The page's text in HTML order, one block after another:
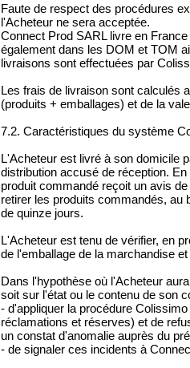
Faute de respect des procédures
l'Acheteur ne sera acceptée.
Connect Prod SARL livre en
également dans les DOM et TOM
livraisons sont effectuées par
Les frais de livraison sont calculés
(produits + emballages) et de la
7.2. Caractéristiques du système
L'Acheteur est livré à son domicile
distribution accusé de réception.
produit commandé reçoit un avis
retirer les produits commandés, au
de quinze jours.
L'Acheteur est tenu de vérifier, en
de l'emballage de la marchandise
Dans l'hypothèse où l'Acheteur
soit sur l'état ou le contenu de son
- d'appliquer la procédure
réclamations et réserves) et de
un constat d'anomalie auprès du
- de signaler ces incidents à